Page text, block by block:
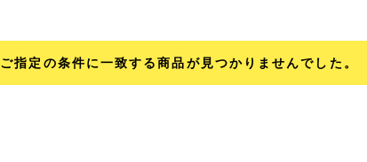
ご指定の条件に一致する商品が見つかりませんでした。